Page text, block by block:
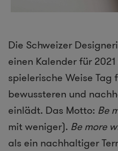
Die Schweizer
einen Kalender für
spielerische Weise Tag
bewussteren und
einlädt. Das Motto: Be
mit weniger). Be more
als ein nachhaltiger